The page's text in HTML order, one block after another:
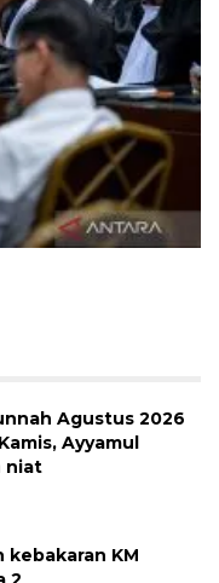
tuntutan kasus
Agustus 2026
Ayyamul
niat
kebakaran KM